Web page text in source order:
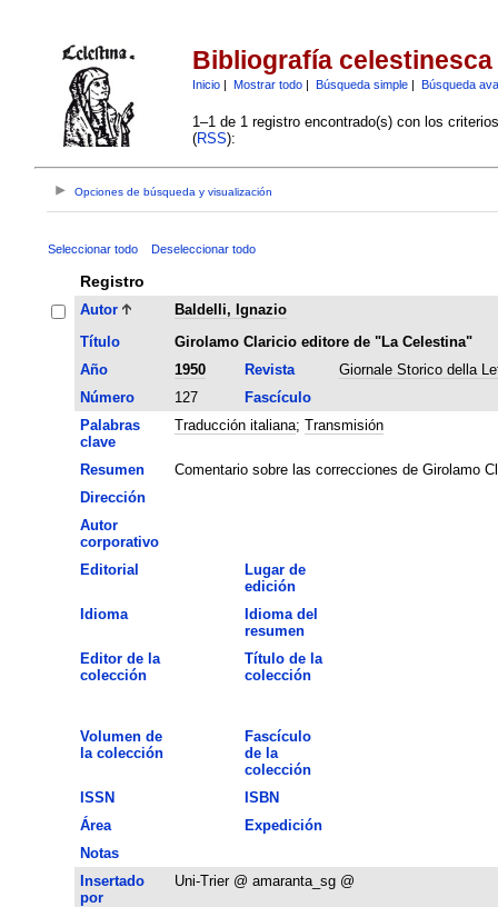
Bibliografía celestinesca
Inicio| Mostrar todo| Búsqueda simple| Búsqueda
1–1 de 1 registro encontrado(s) con los
(RSS):
Opciones de búsqueda y visualización
Seleccionar todo Deseleccionar todo
Registro
Autor
Baldelli, Ignazio
Título
Girolamo Claricio editore de "La Celestina"
Año
1950 Revista
Giornale Storico della
Número
127
Fascículo
Palabras
clave
Traducción italiana; Transmisión
Resumen
Comentario sobre las correcciones de Girolamo
Dirección
Autor
corporativo
Editorial
Lugar de
edición
Idioma
Idioma del
resumen
Editor de la
colección
Título de la
colección
Volumen de
la colección
Fascículo
de la
colección
ISSN
ISBN
Área
Expedición
Notas
Insertado
por
Uni-Trier @ amaranta_sg @